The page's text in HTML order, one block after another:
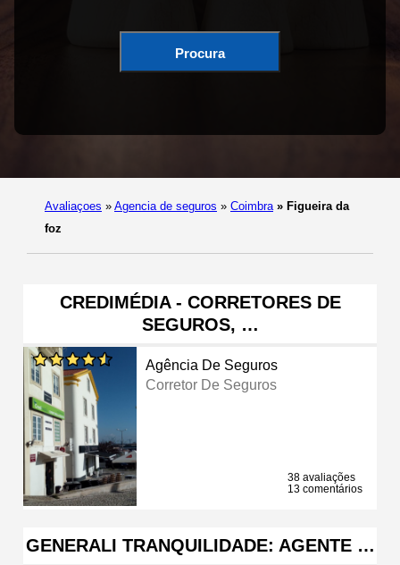
Procura
Avaliaçoes » Agencia de seguros » Coimbra » Figueira da
foz
CREDIMÉDIA - CORRETORES DE
SEGUROS, …
Agência De Seguros
Corretor De Seguros
38 avaliações
13 comentários
GENERALI TRANQUILIDADE: AGENTE …